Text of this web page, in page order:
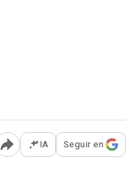
Abrir opciones para
IA Seguir en